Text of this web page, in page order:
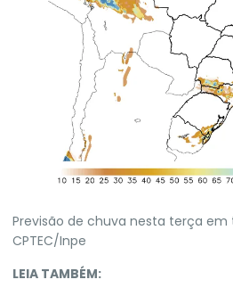
Previsão de chuva nesta terça em
CPTEC/Inpe
LEIA TAMBÉM: